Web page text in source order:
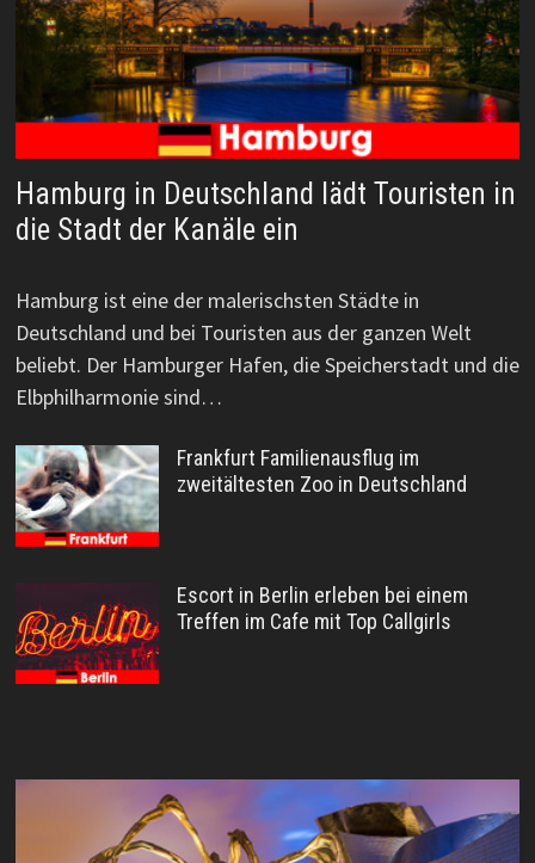
Hamburg in Deutschland lädt Touristen in
die Stadt der Kanäle ein
Hamburg ist eine der malerischsten Städte in
Deutschland und bei Touristen aus der ganzen Welt
beliebt. Der Hamburger Hafen, die Speicherstadt und die
Elbphilharmonie sind…
Frankfurt Familienausflug im
zweitältesten Zoo in Deutschland
Escort in Berlin erleben bei einem
Treffen im Cafe mit Top Callgirls